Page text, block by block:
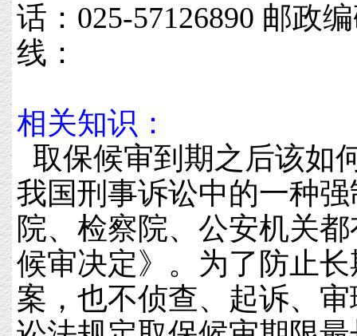
话：025-57126890 邮政
线：
相关知识：
取保候审到期之后该如
我国刑事诉讼中的一种
院、检察院、公安机关
候审决定》。为了防止
案，也不侦查、起诉、